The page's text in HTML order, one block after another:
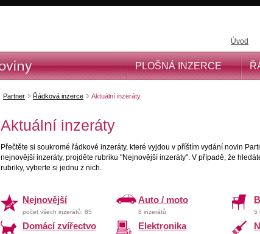
Úvod
PLOŠNÁ INZERCE
Partner Řádková inzerce Aktuální inzeráty
Aktuální inzeráty
Přečtěte si soukromé řádkové inzeráty, které vyjdou v příštím vydání novin
nejnovější inzeráty, projděte rubriku "Nejnovější inzeráty". V případě, že
rubriky, vyberte si jednu z nich.
Nejnovější
počet všech inzerátů: 85
Auto / moto
8 inzerátů 5
Domácí zvířectvo Elektronika